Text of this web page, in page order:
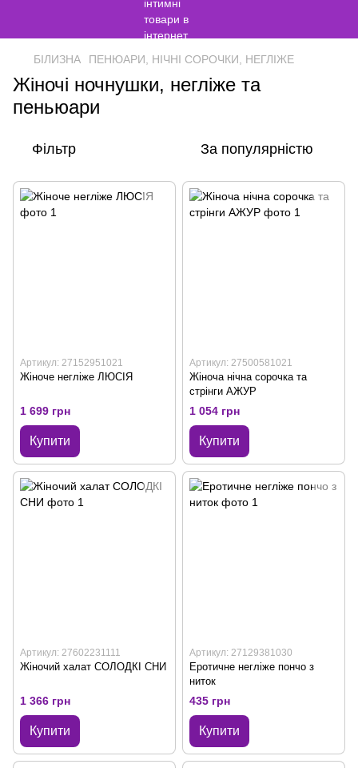
БІЛИЗНА ПЕНЮАРИ, НІЧНІ СОРОЧКИ, НЕГЛІЖЕ
Жіночі ночнушки, негліже та
пеньюари
Фільтр За популярністю
Артикул: 27152951021
Жіноче негліже ЛЮСІЯ
1 699 грн
Купити
Артикул: 27500581021
Жіноча нічна сорочка та
стрінги АЖУР
1 054 грн
Купити
Артикул: 27602231111
Жіночий халат СОЛОДКІ СНИ
1 366 грн
Купити
Артикул: 27129381030
Еротичне негліже пончо з
ниток
435 грн
Купити